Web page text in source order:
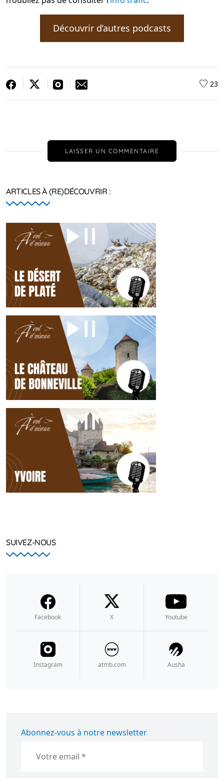
Découvrir d’autres podcasts
23
LAISSER UN COMMENTAIRE
ARTICLES À (RE)DÉCOUVRIR :
SUIVEZ-NOUS
Facebook X Youtube
Instagram atmb.com Ausha
Abonnez-vous à notre newsletter